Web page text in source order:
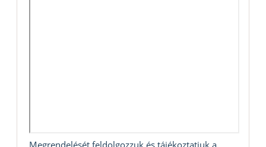
Megrendelését feldolgozzuk és tájékoztatjuk a